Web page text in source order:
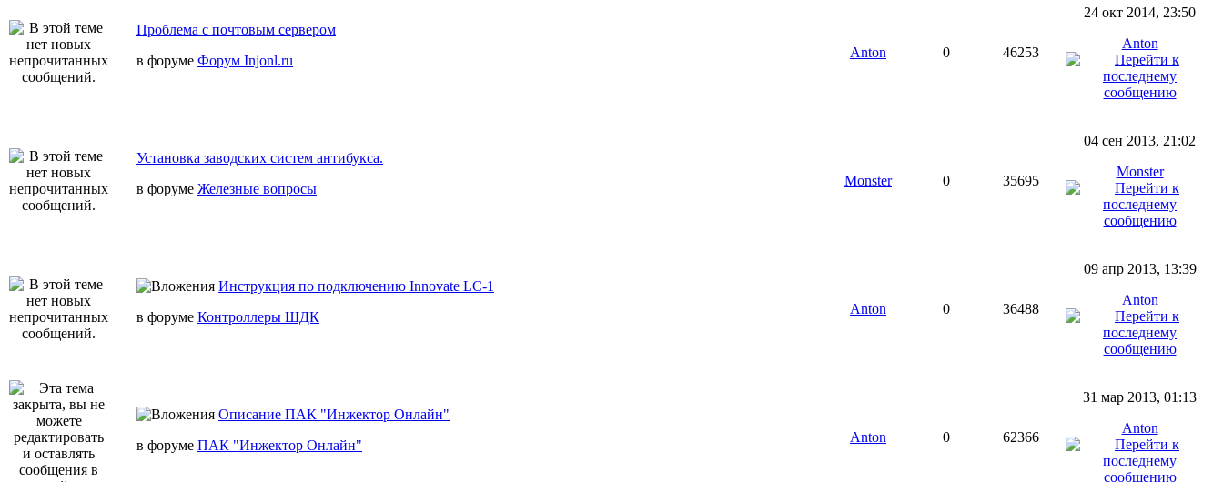
Проблема с почтовым сервером
в форуме Форум Injonl.ru
Anton 0 46253
24 окт 2014, 23:50
Anton
Установка заводских систем антибукса.
в форуме Железные вопросы
Monster 0 35695
04 сен 2013, 21:02
Monster
Инструкция по подключению Innovate LC-1
в форуме Контроллеры ШДК
Anton 0 36488
09 апр 2013, 13:39
Anton
Описание ПАК "Инжектор Онлайн"
в форуме ПАК "Инжектор Онлайн"
Anton 0 62366
31 мар 2013, 01:13
Anton